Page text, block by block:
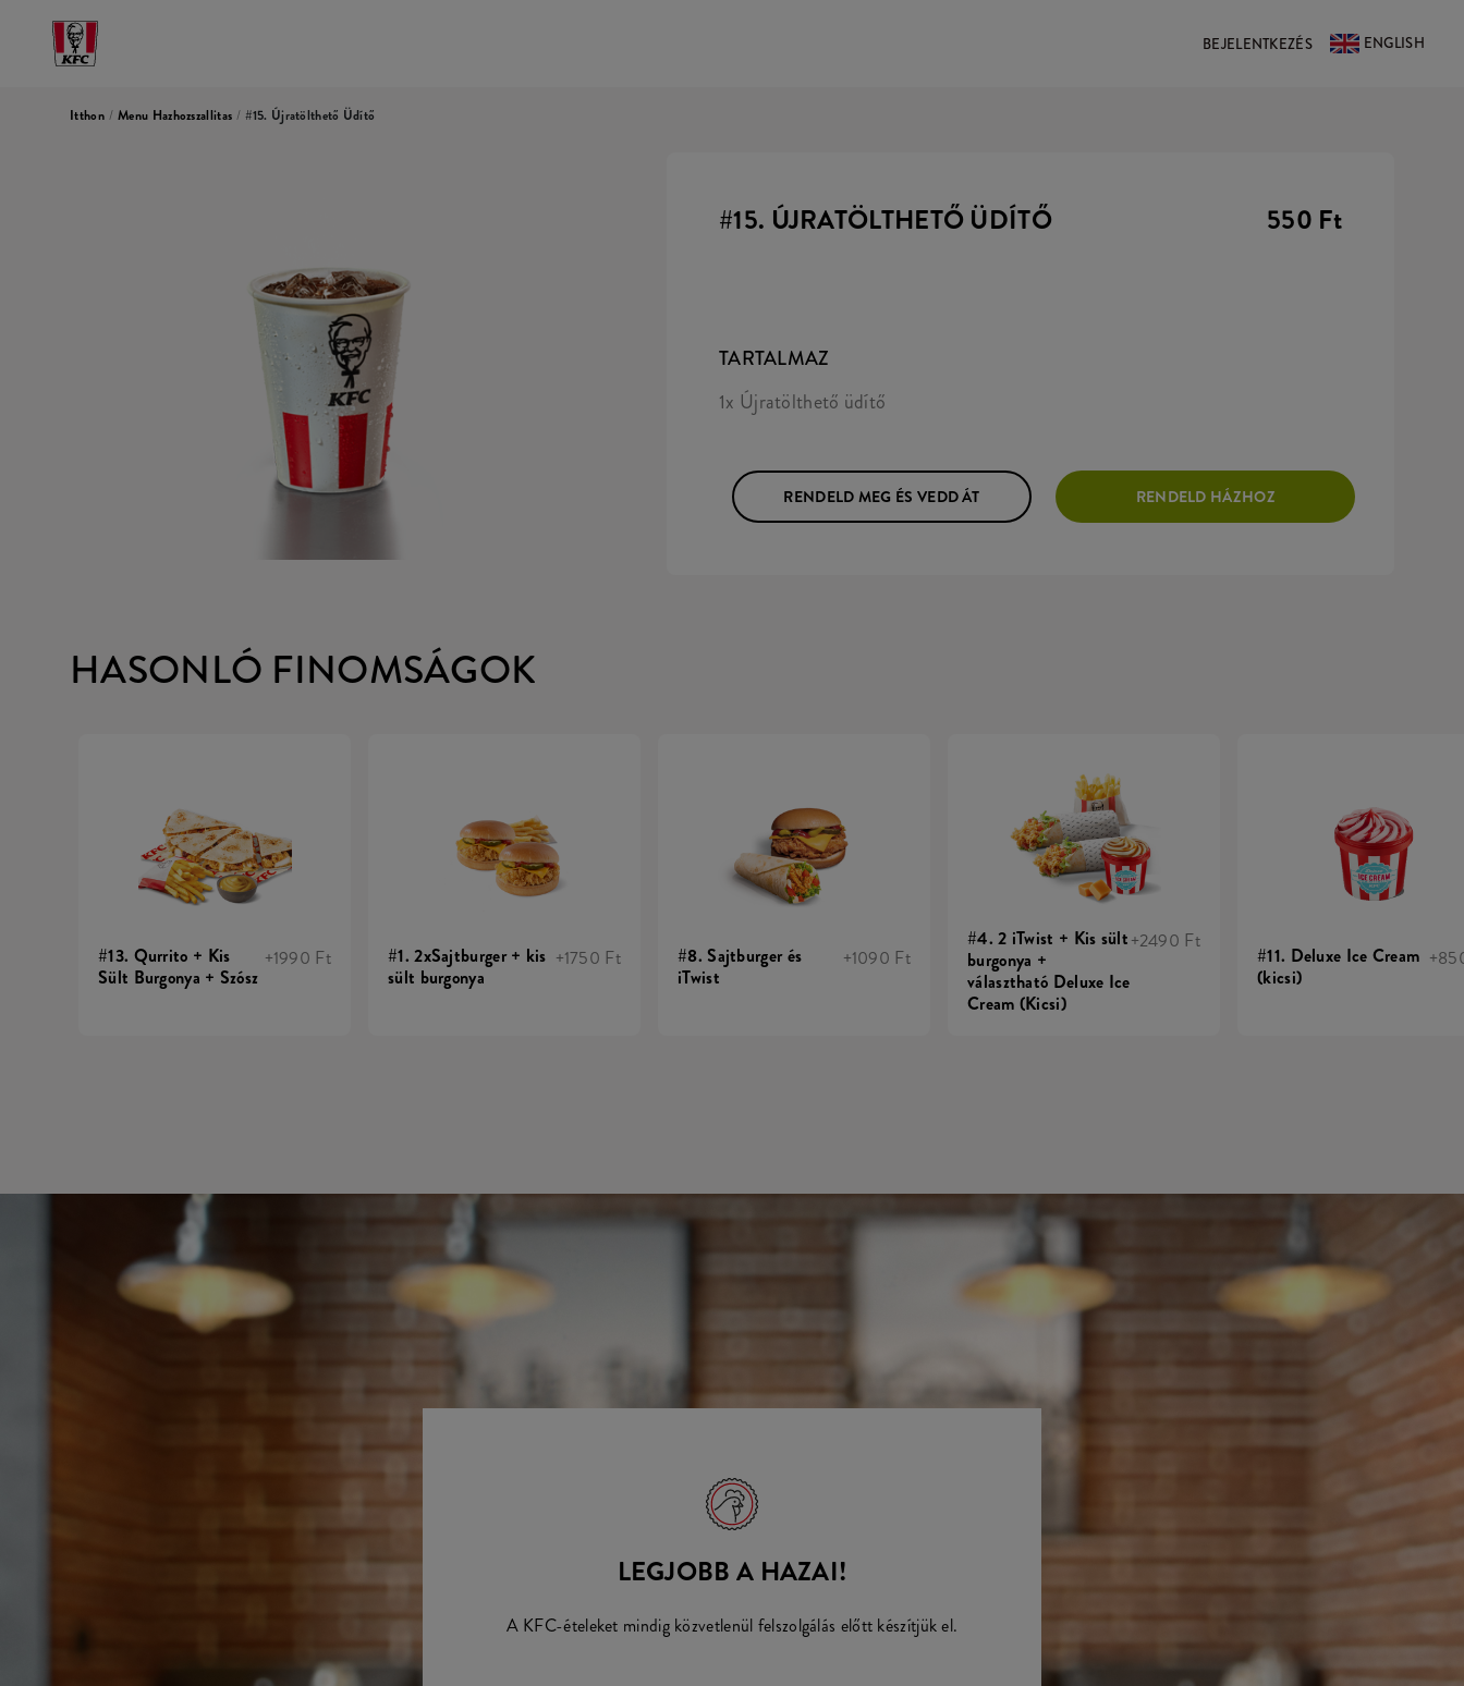
BEJELENTKEZÉS ENGLISH
Itthon / Menu Hazhozszallitas / #15. Újratölthető Üdítő
#15. ÚJRATÖLTHETŐ ÜDÍTŐ 550 Ft
TARTALMAZ
1x Újratölthető üdítő
RENDELD MEG ÉS VEDD ÁT RENDELD HÁZHOZ
HASONLÓ FINOMSÁGOK
#13. Qurrito + Kis
Sült Burgonya + Szósz
+1990 Ft
#1. 2xSajtburger + kis
sült burgonya
+1750 Ft
#8. Sajtburger és
iTwist
+1090 Ft
#4. 2 iTwist + Kis sült
burgonya +
választható Deluxe Ice
Cream (Kicsi)
+2490 Ft
#11. Deluxe Ice Cream
(kicsi)
LEGJOBB A HAZAI!
A KFC-ételeket mindig közvetlenül felszolgálás előtt készítjük el.